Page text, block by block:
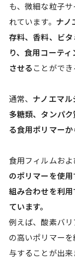
も、微細な粒子
れています。 ナノ
存料、香料、ビ
り、食用コーテ
させる ことができ
通常、 ナノエマル
多糖類、タンパ
る食用ポリマーか
食用フィルムお
のポリマーを使
組み合わせを利
ています。
例えば、酸素バ
の高いポリマー
与することが出来